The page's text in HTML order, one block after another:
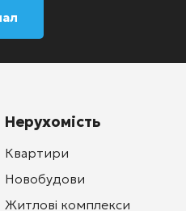
Нерухомість
Квартири
Новобудови
Житлові комплекси